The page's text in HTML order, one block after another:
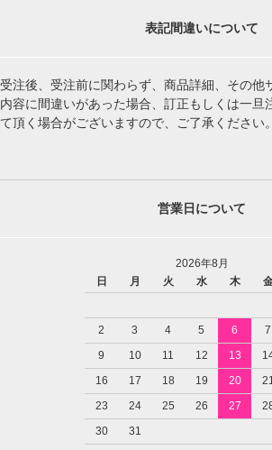
表記間違いについて
受注後、受注前に関わらず、商品詳細、その他
内容に間違いがあった場合、訂正もしくは一旦
て頂く場合がございますので、ご了承ください。
営業日について
2026年8月
日
月 火 水 木
2
3 4 5 6 7
9
10 11 12 13
16
17 18 19 20 21
23
24 25 26 27
30
31